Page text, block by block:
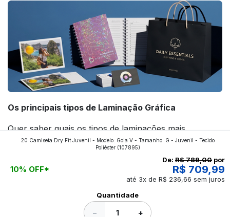
Os principais tipos de Laminação Gráfica
Quer saber quais os tipos de laminações mais
aplicados nos impressos da gráfica FuturaIM? Então,
continue a leitura que vamos revelar para você!
20 Camiseta Dry Fit Juvenil - Modelo: Gola V - Tamanho: G - Juvenil - Tecido
Poliéster(107895)
10% OFF*
De: R$ 789,00 por
R$ 709,99
até 3x de R$ 236,66 sem juros
Quantidade
− +